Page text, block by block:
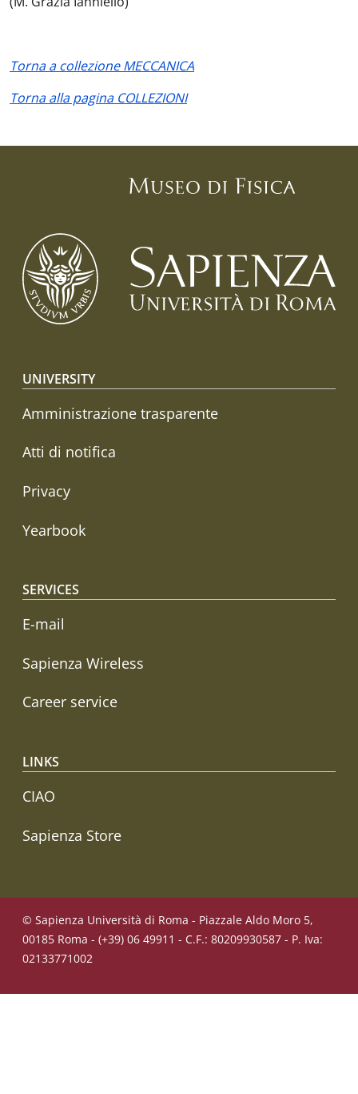
Torna a collezione MECCANICA
Torna alla pagina COLLEZIONI
Footer menu
UNIVERSITY
Amministrazione trasparente
Atti di notifica
Privacy
Yearbook
SERVICES
E-mail
Sapienza Wireless
Career service
LINKS
CIAO
Sapienza Store
© Sapienza Università di Roma - Piazzale Aldo Moro 5,
00185 Roma - (+39) 06 49911 - C.F.: 80209930587 - P. Iva:
02133771002